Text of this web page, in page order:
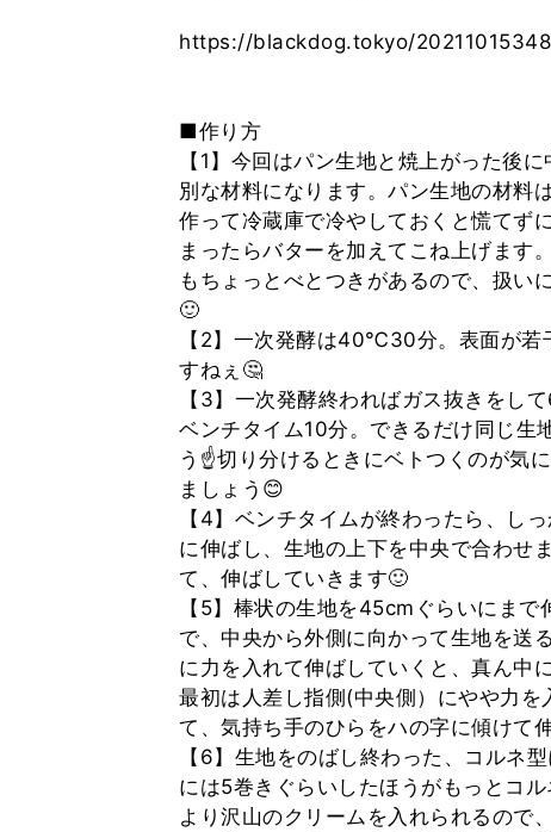
https://blackdog.tokyo/
■作り方
【1】今回はパン生地と焼上がった後
別な材料になります。パン生地の材料
作って冷蔵庫で冷やしておくと慌てず
まったらバターを加えてこね上げます
もちょっとべとつきがあるので、扱い
🙂
【2】一次発酵は40℃30分。表面が若
すねぇ🤔
【3】一次発酵終わればガス抜きをし
ベンチタイム10分。できるだけ同じ生
う☝切り分けるときにベトつくのが気
ましょう😊
【4】ベンチタイムが終わったら、し
に伸ばし、生地の上下を中央で合わせ
て、伸ばしていきます🙂
【5】棒状の生地を45cmぐらいにま
で、中央から外側に向かって生地を送
に力を入れて伸ばしていくと、真ん中
最初は人差し指側(中央側）にやや力
て、気持ち手のひらをハの字に傾けて
【6】生地をのばし終わった、コルネ
には5巻きぐらいしたほうがもっとコ
より沢山のクリームを入れられるので